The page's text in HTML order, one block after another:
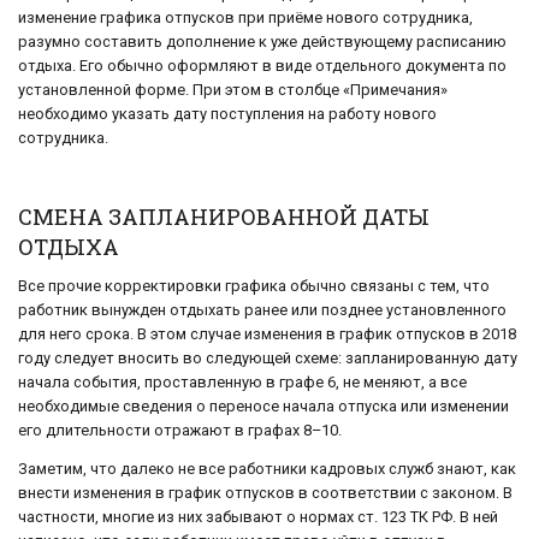
изменение графика отпусков при приёме нового сотрудника,
разумно составить дополнение к уже действующему расписанию
отдыха. Его обычно оформляют в виде отдельного документа по
установленной форме. При этом в столбце «Примечания»
необходимо указать дату поступления на работу нового
сотрудника.
СМЕНА ЗАПЛАНИРОВАННОЙ ДАТЫ
ОТДЫХА
Все прочие корректировки графика обычно связаны с тем, что
работник вынужден отдыхать ранее или позднее установленного
для него срока. В этом случае изменения в график отпусков в 2018
году следует вносить во следующей схеме: запланированную дату
начала события, проставленную в графе 6, не меняют, а все
необходимые сведения о переносе начала отпуска или изменении
его длительности отражают в графах 8–10.
Заметим, что далеко не все работники кадровых служб знают, как
внести изменения в график отпусков в соответствии с законом. В
частности, многие из них забывают о нормах ст. 123 ТК РФ. В ней